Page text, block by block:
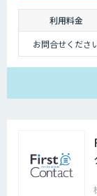
利用料金
お問合せくださ